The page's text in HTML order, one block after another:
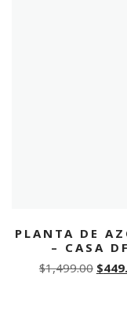
PLANTA DE
– CASA DF
$1,499.00 $